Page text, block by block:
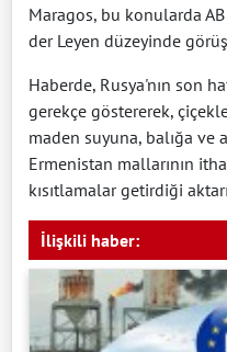
Maragos, bu konularda
der Leyen düzeyinde
Haberde, Rusya'nın son
gerekçe göstererek,
maden suyuna, balığa
Ermenistan mallarının
kısıtlamalar getirdiği
İlişkili haber: